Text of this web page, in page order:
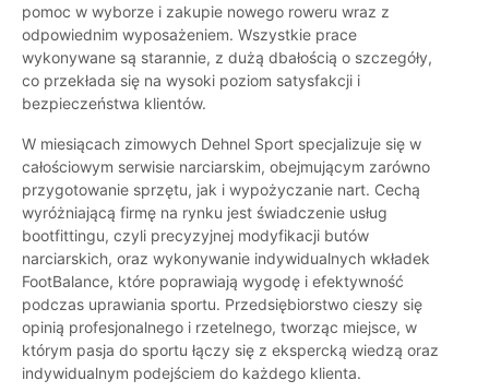
pomoc w wyborze i zakupie nowego roweru wraz z
odpowiednim wyposażeniem. Wszystkie prace
wykonywane są starannie, z dużą dbałością o szczegóły,
co przekłada się na wysoki poziom satysfakcji i
bezpieczeństwa klientów.
W miesiącach zimowych Dehnel Sport specjalizuje się w
całościowym serwisie narciarskim, obejmującym zarówno
przygotowanie sprzętu, jak i wypożyczanie nart. Cechą
wyróżniającą firmę na rynku jest świadczenie usług
bootfittingu, czyli precyzyjnej modyfikacji butów
narciarskich, oraz wykonywanie indywidualnych wkładek
FootBalance, które poprawiają wygodę i efektywność
podczas uprawiania sportu. Przedsiębiorstwo cieszy się
opinią profesjonalnego i rzetelnego, tworząc miejsce, w
którym pasja do sportu łączy się z ekspercką wiedzą oraz
indywidualnym podejściem do każdego klienta.